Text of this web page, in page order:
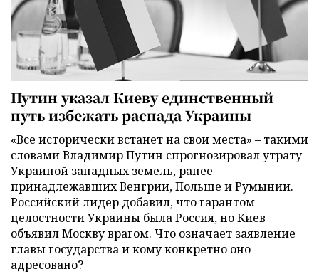
Путин указал Киеву единственный
путь избежать распада Украины
«Все исторически встанет на свои места» – такими
словами Владимир Путин спрогнозировал утрату
Украиной западных земель, ранее
принадлежавших Венгрии, Польше и Румынии.
Российский лидер добавил, что гарантом
целостности Украины была Россия, но Киев
объявил Москву врагом. Что означает заявление
главы государства и кому конкретно оно
адресовано?